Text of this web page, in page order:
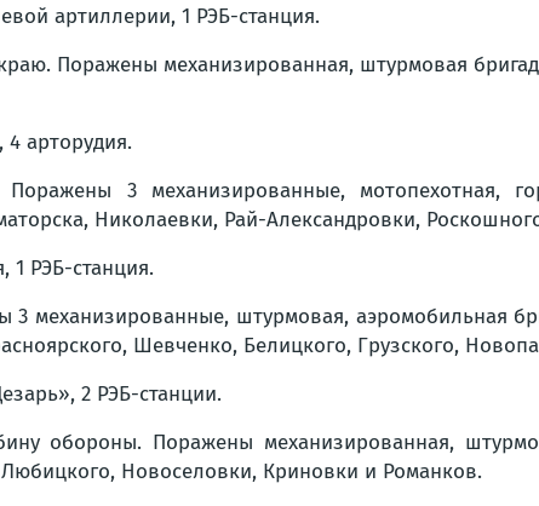
артиллерии, 1 РЭБ-станция.
Поражены механизированная, штурмовая
арторудия.
Поражены 3 механизированные, мотопехотная,
Николаевки, Рай-Александровки,
1 РЭБ-станция.
механизированные, штурмовая, аэромобильная
Шевченко, Белицкого, Грузского,
2 РЭБ-станции.
обороны. Поражены механизированная,
Новоселовки, Криновки и Романков.